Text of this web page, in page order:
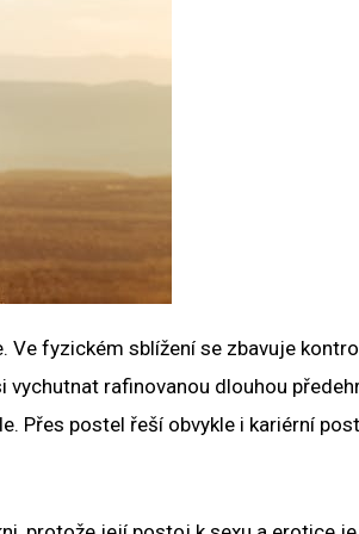
Ve fyzickém sblížení se zbavuje
vychutnat rafinovanou dlouhou
Přes postel řeší obvykle i kariérní